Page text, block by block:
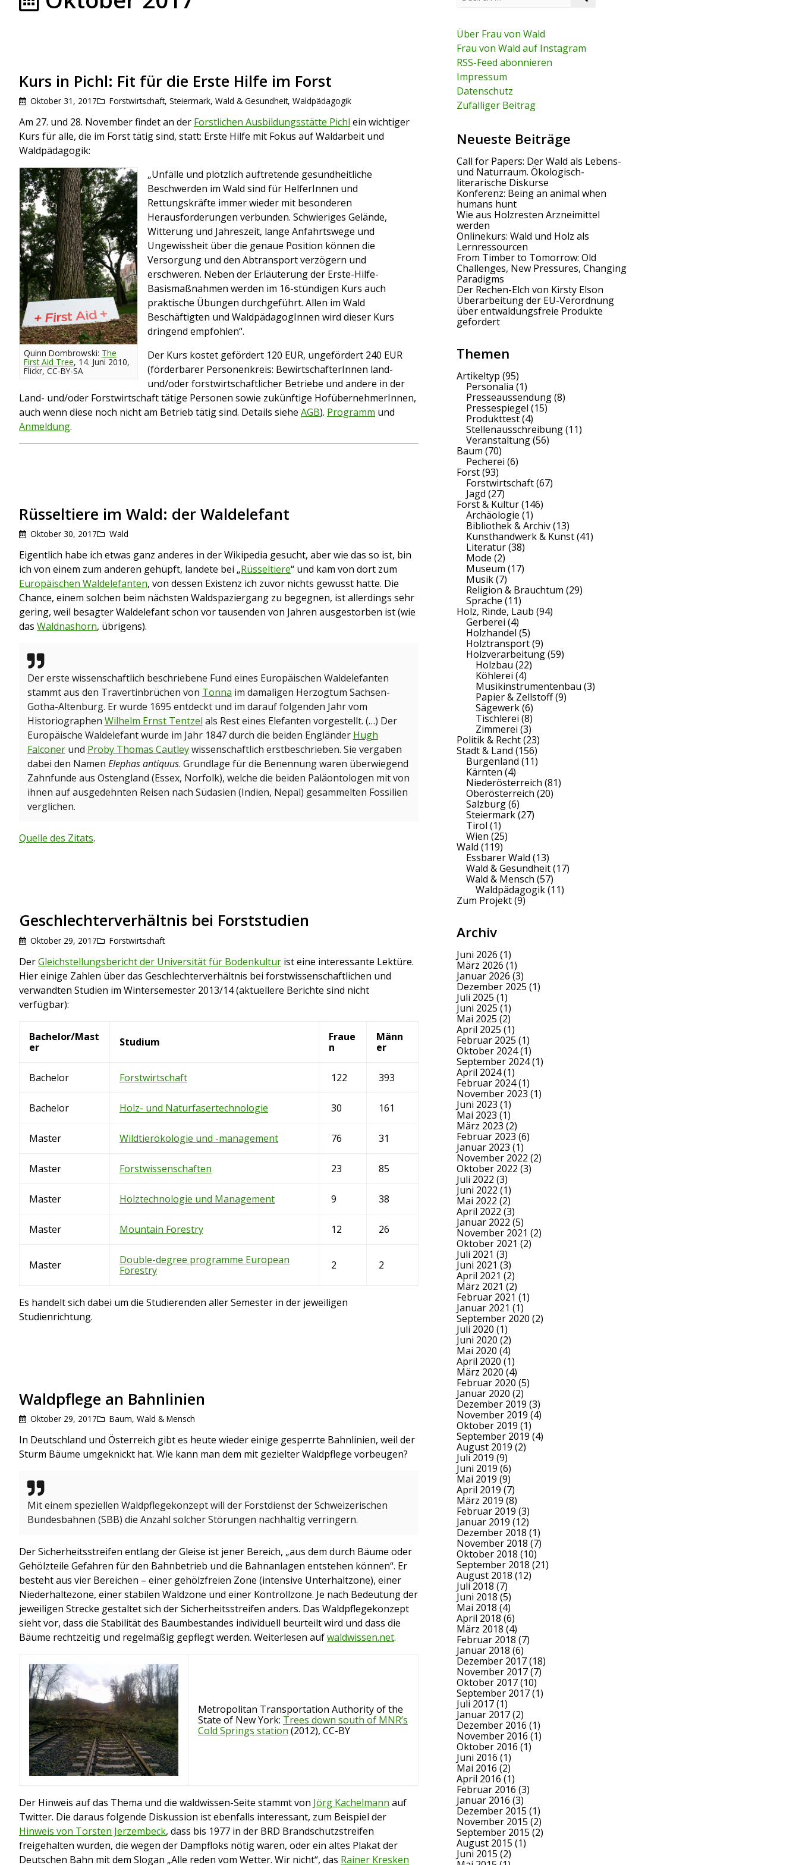
Kurs in Pichl: Fit für die Erste Hilfe im Forst
Oktober 31, 2017 Forstwirtschaft, Steiermark, Wald & Gesundheit, Waldpädagogik
Am 27. und 28. November findet an der Forstlichen Ausbildungsstätte Pichl ein wichtiger
Kurs für alle, die im Forst tätig sind, statt: Erste Hilfe mit Fokus auf Waldarbeit und
Waldpädagogik:
Quinn Dombrowski: The
First Aid Tree, 14. Juni 2010,
Flickr, CC-BY-SA
„Unfälle und plötzlich auftretende gesundheitliche
Beschwerden im Wald sind für HelferInnen und
Rettungskräfte immer wieder mit besonderen
Herausforderungen verbunden. Schwieriges Gelände,
Witterung und Jahreszeit, lange Anfahrtswege und
Ungewissheit über die genaue Position können die
Versorgung und den Abtransport verzögern und
erschweren. Neben der Erläuterung der Erste-Hilfe-
Basismaßnahmen werden im 16-stündigen Kurs auch
praktische Übungen durchgeführt. Allen im Wald
Beschäftigten und WaldpädagogInnen wird dieser Kurs
dringend empfohlen“.
Der Kurs kostet gefördert 120 EUR, ungefördert 240 EUR
(förderbarer Personenkreis: BewirtschafterInnen land-
und/oder forstwirtschaftlicher Betriebe und andere in der
Land- und/oder Forstwirtschaft tätige Personen sowie zukünftige HofübernehmerInnen,
auch wenn diese noch nicht am Betrieb tätig sind. Details siehe AGB). Programm und
Anmeldung.
Rüsseltiere im Wald: der Waldelefant
Oktober 30, 2017 Wald
Eigentlich habe ich etwas ganz anderes in der Wikipedia gesucht, aber wie das so ist, bin
ich von einem zum anderen gehüpft, landete bei „Rüsseltiere“ und kam von dort zum
Europäischen Waldelefanten, von dessen Existenz ich zuvor nichts gewusst hatte. Die
Chance, einem solchen beim nächsten Waldspaziergang zu begegnen, ist allerdings sehr
gering, weil besagter Waldelefant schon vor tausenden von Jahren ausgestorben ist (wie
das Waldnashorn, übrigens).
Der erste wissenschaftlich beschriebene Fund eines Europäischen Waldelefanten
stammt aus den Travertinbrüchen von Tonna im damaligen Herzogtum Sachsen-
Gotha-Altenburg. Er wurde 1695 entdeckt und im darauf folgenden Jahr vom
Historiographen Wilhelm Ernst Tentzel als Rest eines Elefanten vorgestellt. (…) Der
Europäische Waldelefant wurde im Jahr 1847 durch die beiden Engländer Hugh
Falconerund Proby Thomas Cautleywissenschaftlich erstbeschrieben. Sie vergaben
dabei den Namen Elephas antiquus. Grundlage für die Benennung waren überwiegend
Zahnfunde aus Ostengland (Essex, Norfolk), welche die beiden Paläontologen mit von
ihnen auf ausgedehnten Reisen nach Südasien (Indien, Nepal) gesammelten Fossilien
verglichen.
Quelle des Zitats.
Geschlechterverhältnis bei Forststudien
Oktober 29, 2017 Forstwirtschaft
DerGleichstellungsbericht der Universität für Bodenkultur ist eine interessante Lektüre.
Hier einige Zahlen über das Geschlechterverhältnis bei forstwissenschaftlichen und
verwandten Studien im Wintersemester 2013/14 (aktuellere Berichte sind nicht
verfügbar):
Bachelor/Mast
er
Studium
Fraue
n
Männ
er
Bachelor Forstwirtschaft 122 393
Bachelor Holz- und Naturfasertechnologie 30 161
Master Wildtierökologie und -management 76 31
Master Forstwissenschaften 23 85
Master Holztechnologie und Management 9 38
Master Mountain Forestry 12 26
Master
Double-degree programme European
Forestry
2 2
Es handelt sich dabei um die Studierenden aller Semester in der jeweiligen
Studienrichtung.
Waldpflege an Bahnlinien
Oktober 29, 2017 Baum, Wald & Mensch
In Deutschland und Österreich gibt es heute wieder einige gesperrte Bahnlinien, weil der
Sturm Bäume umgeknickt hat. Wie kann man dem mit gezielter Waldpflege vorbeugen?
Mit einem speziellen Waldpflegekonzept will der Forstdienst der Schweizerischen
Bundesbahnen (SBB) die Anzahl solcher Störungen nachhaltig verringern.
Der Sicherheitsstreifen entlang der Gleise ist jener Bereich, „aus dem durch Bäume oder
Gehölzteile Gefahren für den Bahnbetrieb und die Bahnanlagen entstehen können“. Er
besteht aus vier Bereichen – einer gehölzfreien Zone (intensive Unterhaltzone), einer
Niederhaltezone, einer stabilen Waldzone und einer Kontrollzone. Je nach Bedeutung der
jeweiligen Strecke gestaltet sich der Sicherheitsstreifen anders. Das Waldpflegekonzept
sieht vor, dass die Stabilität des Baumbestandes individuell beurteilt wird und dass die
Bäume rechtzeitig und regelmäßig gepflegt werden. Weiterlesen aufwaldwissen.net.
Metropolitan Transportation Authority of the
State of New York: Trees down south of MNR’s
Cold Springs station (2012), CC-BY
Der Hinweis auf das Thema und die waldwissen-Seite stammt von Jörg Kachelmann auf
Twitter. Die daraus folgende Diskussion ist ebenfalls interessant, zum Beispiel der
Hinweis von Torsten Jerzembeck, dass bis 1977 in der BRD Brandschutzstreifen
freigehalten wurden, die wegen der Dampfloks nötig waren, oder ein altes Plakat der
Deutschen Bahn mit dem Slogan „Alle reden vom Wetter. Wir nicht“, das Rainer Kresken
c
h
f
o
r
:
Über Frau von Wald
Frau von Wald auf Instagram
RSS-Feed abonnieren
Impressum
Datenschutz
Zufälliger Beitrag
Neueste Beiträge
Call for Papers: Der Wald als Lebens-
und Naturraum. Ökologisch-
literarische Diskurse
Konferenz: Being an animal when
humans hunt
Wie aus Holzresten Arzneimittel
werden
Onlinekurs: Wald und Holz als
Lernressourcen
From Timber to Tomorrow: Old
Challenges, New Pressures, Changing
Paradigms
Der Rechen-Elch von Kirsty Elson
Überarbeitung der EU-Verordnung
über entwaldungsfreie Produkte
gefordert
Themen
Artikeltyp (95)
Personalia (1)
Presseaussendung(8)
Pressespiegel (15)
Produkttest(4)
Stellenausschreibung(11)
Veranstaltung(56)
Baum (70)
Pecherei (6)
Forst(93)
Forstwirtschaft(67)
Jagd (27)
Forst & Kultur(146)
Archäologie (1)
Bibliothek & Archiv(13)
Kunsthandwerk & Kunst(41)
Literatur(38)
Mode (2)
Museum (17)
Musik(7)
Religion & Brauchtum (29)
Sprache (11)
Holz, Rinde, Laub (94)
Gerberei (4)
Holzhandel (5)
Holztransport(9)
Holzverarbeitung(59)
Holzbau (22)
Köhlerei (4)
Musikinstrumentenbau (3)
Papier & Zellstoff(9)
Sägewerk(6)
Tischlerei (8)
Zimmerei (3)
Politik & Recht(23)
Stadt & Land (156)
Burgenland (11)
Kärnten (4)
Niederösterreich (81)
Oberösterreich (20)
Salzburg(6)
Steiermark(27)
Tirol (1)
Wien (25)
Wald (119)
Essbarer Wald (13)
Wald & Gesundheit(17)
Wald & Mensch (57)
Waldpädagogik(11)
Zum Projekt(9)
Archiv
Juni 2026 (1)
März 2026 (1)
Januar 2026 (3)
Dezember 2025 (1)
Juli 2025 (1)
Juni 2025 (1)
Mai 2025 (2)
April 2025 (1)
Februar 2025 (1)
Oktober 2024(1)
September 2024(1)
April 2024(1)
Februar 2024(1)
November 2023 (1)
Juni 2023 (1)
Mai 2023 (1)
März 2023 (2)
Februar 2023 (6)
Januar 2023 (1)
November 2022 (2)
Oktober 2022 (3)
Juli 2022 (3)
Juni 2022 (1)
Mai 2022 (2)
April 2022 (3)
Januar 2022 (5)
November 2021 (2)
Oktober 2021 (2)
Juli 2021 (3)
Juni 2021 (3)
April 2021 (2)
März 2021 (2)
Februar 2021 (1)
Januar 2021 (1)
September 2020 (2)
Juli 2020 (1)
Juni 2020 (2)
Mai 2020 (4)
April 2020 (1)
März 2020 (4)
Februar 2020 (5)
Januar 2020 (2)
Dezember 2019 (3)
November 2019 (4)
Oktober 2019 (1)
September 2019 (4)
August 2019 (2)
Juli 2019 (9)
Juni 2019 (6)
Mai 2019 (9)
April 2019 (7)
März 2019 (8)
Februar 2019 (3)
Januar 2019 (12)
Dezember 2018 (1)
November 2018 (7)
Oktober 2018 (10)
September 2018 (21)
August 2018 (12)
Juli 2018 (7)
Juni 2018 (5)
Mai 2018 (4)
April 2018 (6)
März 2018 (4)
Februar 2018 (7)
Januar 2018 (6)
Dezember 2017(18)
November 2017(7)
Oktober 2017(10)
September 2017(1)
Juli 2017(1)
Januar 2017(2)
Dezember 2016 (1)
November 2016 (1)
Oktober 2016 (1)
Juni 2016 (1)
Mai 2016 (2)
April 2016 (1)
Februar 2016 (3)
Januar 2016 (3)
Dezember 2015 (1)
November 2015 (2)
September 2015 (2)
August 2015 (1)
Juni 2015 (2)